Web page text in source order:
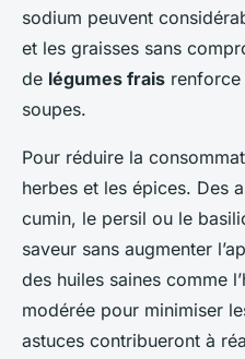
sodium peuvent
et les graisses sans
de légumes frais
soupes.
Pour réduire la
herbes et les épices. Des
cumin, le persil ou le
saveur sans augmenter
des huiles saines comme
modérée pour minimiser
astuces contribueront à